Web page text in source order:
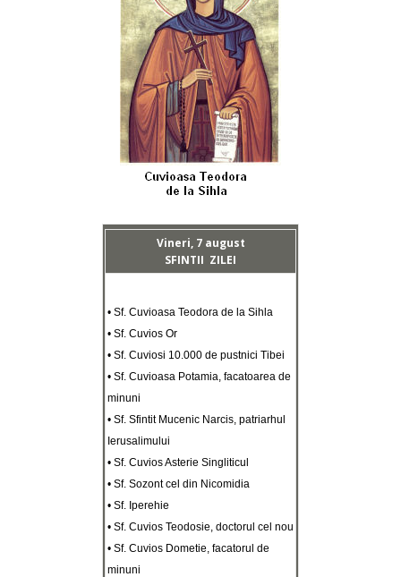
Vineri, 7 august
SFINTII ZILEI
• Sf. Cuvioasa Teodora de la Sihla
• Sf. Cuvios Or
• Sf. Cuviosi 10.000 de pustnici Tibei
• Sf. Cuvioasa Potamia, facatoarea de
minuni
• Sf. Sfintit Mucenic Narcis, patriarhul
Ierusalimului
• Sf. Cuvios Asterie Singliticul
• Sf. Sozont cel din Nicomidia
• Sf. Iperehie
• Sf. Cuvios Teodosie, doctorul cel nou
• Sf. Cuvios Dometie, facatorul de
minuni